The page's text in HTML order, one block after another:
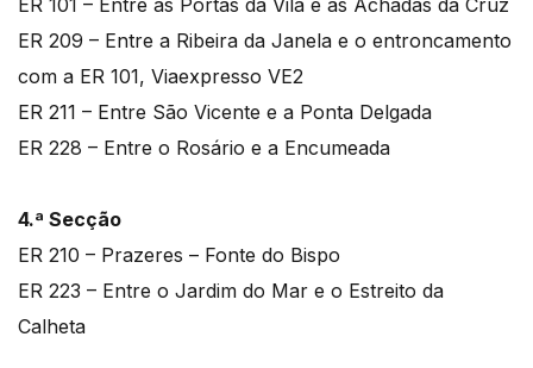
ER 101 – Entre as Portas da Vila e as Achadas da Cruz
ER 209 – Entre a Ribeira da Janela e o entroncamento
com a ER 101, Viaexpresso VE2
ER 211 – Entre São Vicente e a Ponta Delgada
ER 228 – Entre o Rosário e a Encumeada
4.ª Secção
ER 210 – Prazeres – Fonte do Bispo
ER 223 – Entre o Jardim do Mar e o Estreito da
Calheta